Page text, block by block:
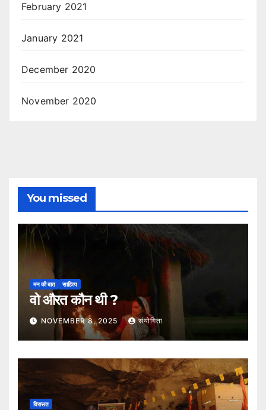
February 2021
January 2021
December 2020
November 2020
You missed
मन की बात साहित्य
वो औरत कौन थी ?
NOVEMBER 8, 2025 संयोगिता
विरासत